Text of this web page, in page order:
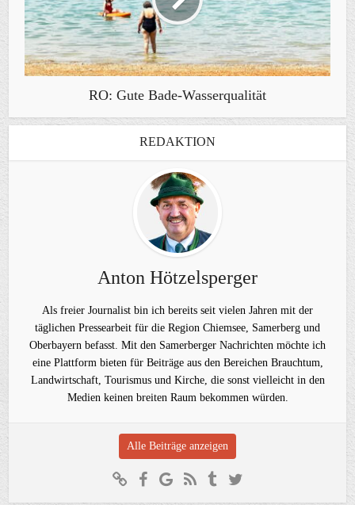
RO: Gute Bade-Wasserqualität
REDAKTION
Anton Hötzelsperger
Als freier Journalist bin ich bereits seit vielen Jahren mit der
täglichen Pressearbeit für die Region Chiemsee, Samerberg und
Oberbayern befasst. Mit den Samerberger Nachrichten möchte ich
eine Plattform bieten für Beiträge aus den Bereichen Brauchtum,
Landwirtschaft, Tourismus und Kirche, die sonst vielleicht in den
Medien keinen breiten Raum bekommen würden.
Alle Beiträge anzeigen